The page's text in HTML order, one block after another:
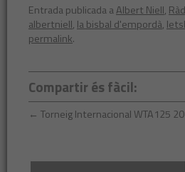
Entrada publicada aAlbert Niell,
albertniell, la bisbal d'empordà,
permalink.
Compartir és fàcil:
← Torneig Internacional WTA125